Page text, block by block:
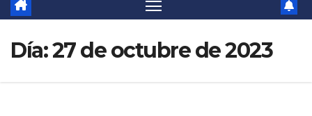
Día:27 de octubre de 2023